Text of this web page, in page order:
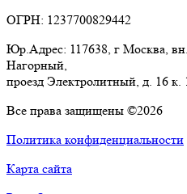
ОГРН: 1237700829442
Юр.Адрес: 117638, г Москва,
Нагорный,
проезд Электролитный, д. 16 к.
Все права защищены ©2026
Политика конфиденциальности
Карта сайта